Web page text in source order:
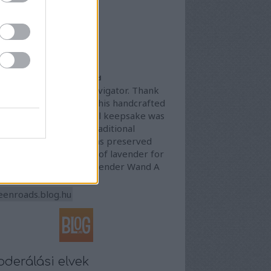
július
Story of Your Lavender Wand
to The Celtic Navigator. Thank
for giving a home to this handcrafted
Wand. This small keepsake was
with care, using a traditional
technique that has preserved
beauty and fragrance of lavender for
What is a Lavender Wand A
elvek